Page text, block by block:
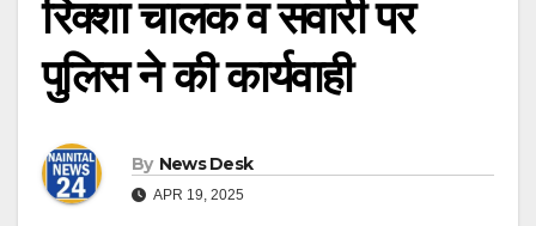
रिक्शा चालक व सवारी पर
पुलिस ने की कार्यवाही
By News Desk
APR 19, 2025